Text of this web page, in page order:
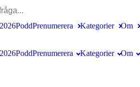
PoddPrenumerera Kategorier Om
PoddPrenumerera Kategorier Om